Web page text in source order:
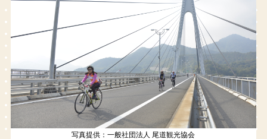
写真提供：一般社団法人 尾道観光協会